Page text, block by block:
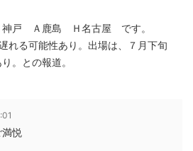
神戸 Ａ鹿島 Ｈ名古屋 です。
れる可能性あり。出場は、７月下旬
。との報道。
悦